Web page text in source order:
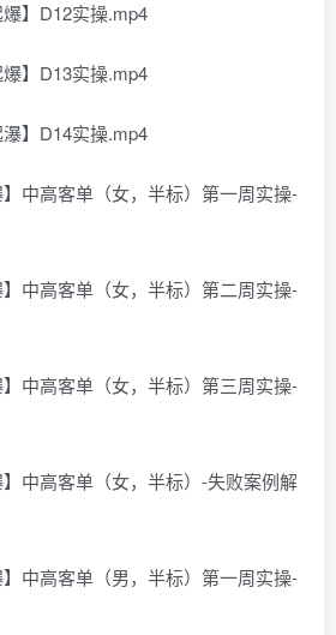
】D12实操.mp4
】D13实操.mp4
】D14实操.mp4
中高客单（女，半标）第一周实操-
中高客单（女，半标）第二周实操-
中高客单（女，半标）第三周实操-
中高客单（女，半标）-失败案例解
中高客单（男，半标）第一周实操-